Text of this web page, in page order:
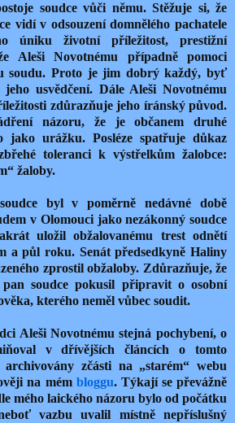
soudce vůči němu. Stěžuje si, že
vidí v odsouzení domnělého pachatele
úniku životní příležitost, prestižní
Aleši Novotnému případně pomoci
soudu. Proto je jim dobrý každý, byť
usvědčení. Dále Aleši Novotnému
zdůrazňuje jeho íránský původ.
názoru, že je občanem druhé
jako urážku. Posléze spatřuje důkaz
toleranci k výstřelkům žalobce:
žaloby.
byl v poměrně nedávné době
v Olomouci jako nezákonný soudce
uložil obžalovanému trest odnětí
a půl roku. Senát předsedkyně Haliny
zprostil obžaloby. Zdůrazňuje, že
soudce pokusil připravit o osobní
kterého neměl vůbec soudit.
Aleši Novotnému stejná pochybení, o
v dřívějších článcích o tomto
archivovány zčásti na „starém“ webu
na mém bloggu. Týkají se převážně
mého laického názoru bylo od počátku
vazbu uvalil místně nepříslušný